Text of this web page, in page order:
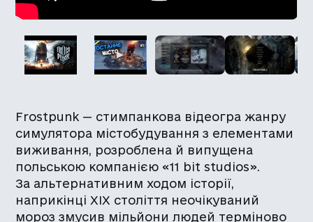
Frostpunk — стимпанкова відеогра жанру
симулятора містобудування з елементами
виживання, розроблена й випущена
польською компанією «11 bit studios».
За альтернативним ходом історії,
наприкінці XIX століття неочікуваний
мороз змусив мільйони людей терміново